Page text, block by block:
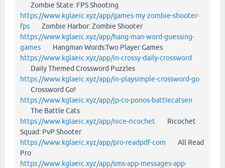
Zombie State: FPS Shooting
https://www.kglaeic.xyz/app/games-my-zombie-shooter-
fps Zombie Harbor: Zombie Shooter
https://www.kglaeic.xyz/app/hang-man-word-guessing-
games Hangman Words:Two Player Games
https://www.kglaeic.xyz/app/in-crossy-daily-crossword
Daily Themed Crossword Puzzles
https://www.kglaeic.xyz/app/in-playsimple-crossword-go
Crossword Go!
https://www.kglaeic.xyz/app/jp-co-ponos-battlecatsen
The Battle Cats
https://www.kglaeic.xyz/app/nice-ricochet Ricochet
Squad: PvP Shooter
https://www.kglaeic.xyz/app/pro-readpdf-com All Read
Pro
https://www.kglaeic.xyz/app/sms-app-messages-app-